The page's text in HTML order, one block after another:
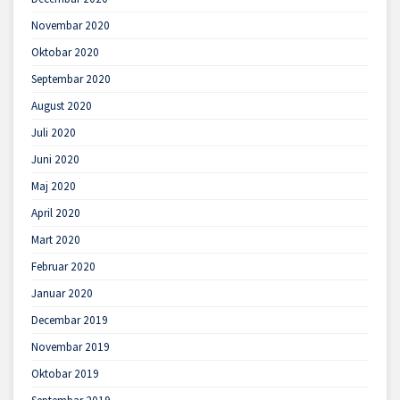
Novembar 2020
Oktobar 2020
Septembar 2020
August 2020
Juli 2020
Juni 2020
Maj 2020
April 2020
Mart 2020
Februar 2020
Januar 2020
Decembar 2019
Novembar 2019
Oktobar 2019